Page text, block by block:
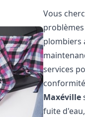
Vous
plombiers
services
Maxéville
fuite